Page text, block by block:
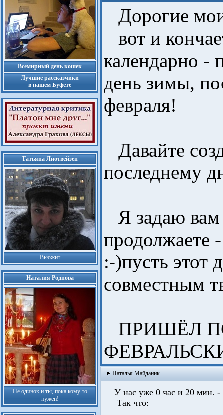
Всемирный день кошек
Лучшие рассказчики
в нашем Буфете
Татьяна Лиотвейзен
Вьюжит
Наталия Роднова
Не одинок и ты, пока кому то
нужен!
Дорогие
вот и
календарно -
день зимы,
февраля!
Давайте
последнему
Я задаю вам
продолжаете
:-)пусть этот
совместным
ПРИШЁЛ
Наталья Майданик
У нас уже 0 час и 20 мин. -
Так что: